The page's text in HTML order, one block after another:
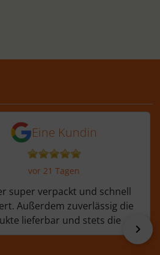
vor 11 Tagen
5 Sternen von
Eine Kundin
vor 21 Tagen
super verpackt und schnell
Außerdem zuverlässig die
lieferbar und stets die ...
vor